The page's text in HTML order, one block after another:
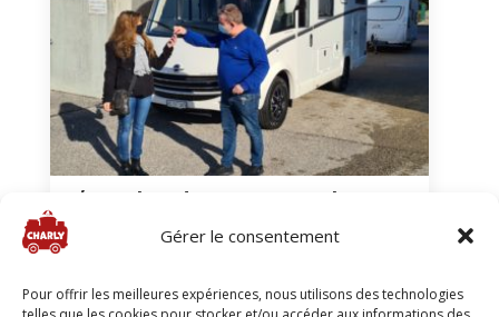
Gérer le consentement
Pour offrir les meilleures expériences, nous utilisons des technologies
Réception de notre camping-car
Vaud